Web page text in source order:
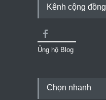
Kênh cộng đồng
Ủng hộ Blog
Chọn nhanh